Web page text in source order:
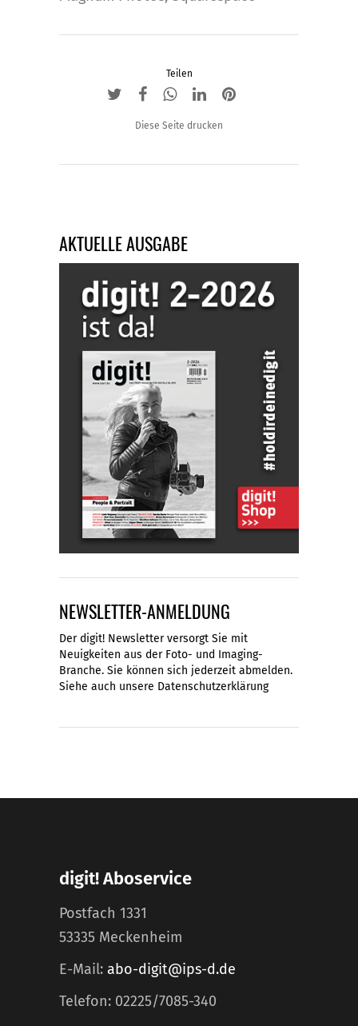
Teilen
Diese Seite drucken
AKTUELLE AUSGABE
NEWSLETTER-ANMELDUNG
Der digit! Newsletter versorgt Sie mit
Neuigkeiten aus der Foto- und Imaging-
Branche. Sie können sich jederzeit abmelden.
Siehe auch unsere Datenschutzerklärung
digit! Aboservice
Postfach 1331
53335 Meckenheim
E-Mail: abo-digit@ips-d.de
Telefon: 02225/7085-340